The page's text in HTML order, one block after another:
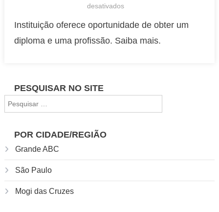
desativadosem
os
cursos
Instituição oferece oportunidade de obter um
diploma e uma profissão. Saiba mais.
PESQUISAR NO SITE
por:
POR CIDADE/REGIÃO
Grande ABC
São Paulo
Mogi das Cruzes